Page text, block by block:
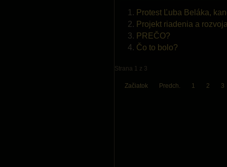
Protest Ľuba Beláka,
Projekt riadenia a
PREČO?
Čo to bolo?
Strana 1 z 3
Začiatok Predch. 1 2 3